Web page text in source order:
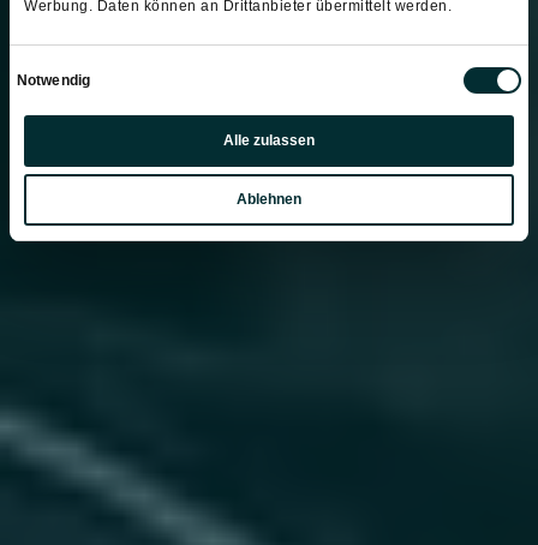
Werbung. Daten können an Drittanbieter übermittelt werden.
Notwendig
Präferenzen
Statistiken
Alle zulassen
Ablehnen